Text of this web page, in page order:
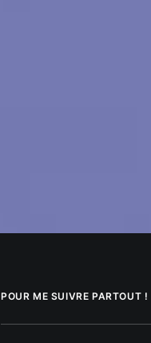
POUR ME SUIVRE PARTOUT !